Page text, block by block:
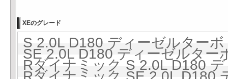
XEのグレード
S 2.0L D180 ディーゼルター
SE 2.0L D180 ディーゼルタ
Rダイナミック S 2.0L D180